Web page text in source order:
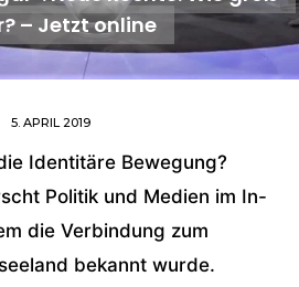
– Jetzt online
5. APRIL 2019
Identitäre Bewegung?
Politik und Medien im In-
die Verbindung zum
bekannt wurde.